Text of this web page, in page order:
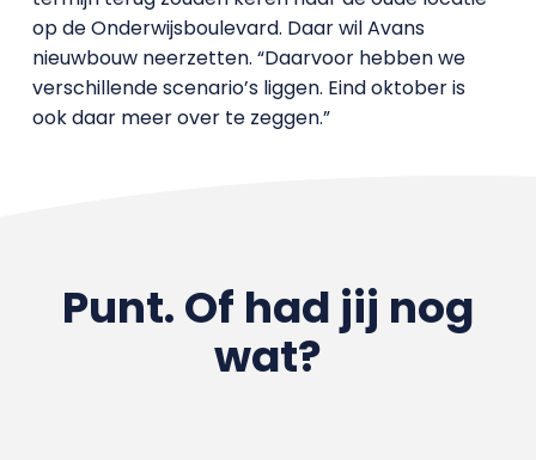
op de Onderwijsboulevard. Daar wil Avans
nieuwbouw neerzetten. “Daarvoor hebben we
verschillende scenario’s liggen. Eind oktober is
ook daar meer over te zeggen.”
Punt. Of had jij nog
wat?